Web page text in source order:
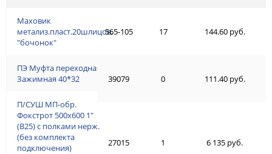
Маховик
метализ.пласт.20шлицов,
"бочонок"
ПЭ Муфта переходная
Зажимная 40*32
П/СУШ МП-обр.
Фокстрот 500х600 1"
(В25) с полками нерж.
(без комплекта
подключения)
565-105 17 144.60 руб.
39079 0 111.40 руб.
27015 1 6 135 руб.